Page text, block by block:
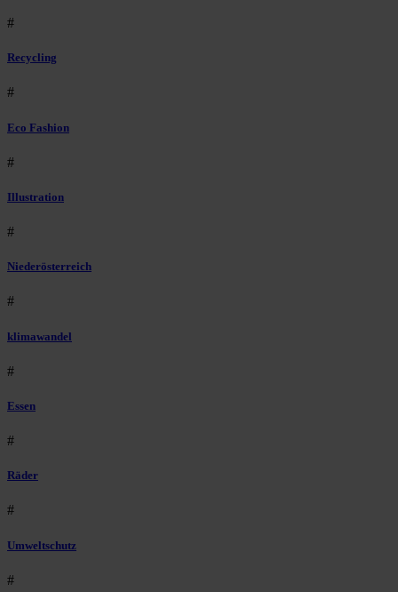
#
Recycling
#
Eco Fashion
#
Illustration
#
Niederösterreich
#
klimawandel
#
Essen
#
Räder
#
Umweltschutz
#